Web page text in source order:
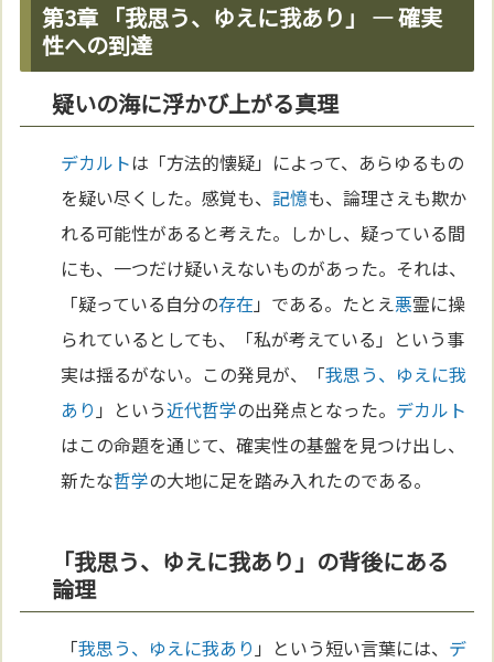
第3章 「我思う、ゆえに我あり」 ― 確実
性への到達
疑いの海に浮かび上がる真理
デカルトは「方法的懐疑」によって、あらゆるもの
を疑い尽くした。感覚も、記憶も、論理さえも欺か
れる可能性があると考えた。しかし、疑っている間
にも、一つだけ疑いえないものがあった。それは、
「疑っている自分の存在 」である。たとえ悪霊に操
られているとしても、「私が考えている」という事
実は揺るがない。この発見が、「我思う、ゆえに我
あり 」という近代哲学の出発点となった。 デカルト
はこの命題を通じて、確実性の基盤を見つけ出し、
新たな哲学の大地に足を踏み入れたのである。
「我思う、ゆえに我あり」の背後にある
論理
「我思う、ゆえに我あり 」という短い言葉には、 デ